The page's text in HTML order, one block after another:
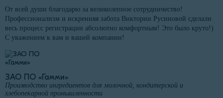
От всей души благодарю за великолепное сотрудничество!
Профессионализм и искренняя забота Виктории Русиновой сделали
весь процесс регистрации абсолютно комфортным! Это было круто!)
С уважением к вам и вашей компании!
ЗАО ПО «Гамми»
Производство ингредиентов для молочной, кондитерской и
хлебопекарной промышленности